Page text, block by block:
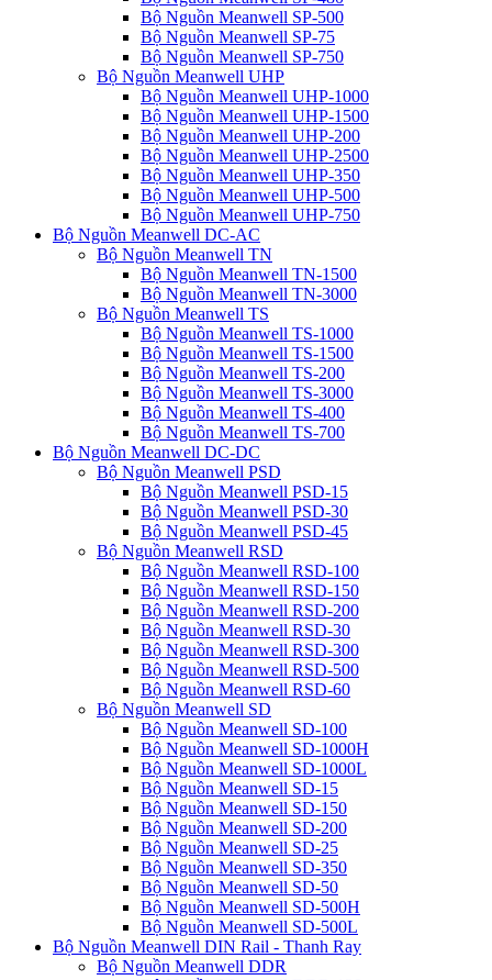
Bộ Nguồn Meanwell SP-500
Bộ Nguồn Meanwell SP-75
Bộ Nguồn Meanwell SP-750
Bộ Nguồn Meanwell UHP
Bộ Nguồn Meanwell UHP-1000
Bộ Nguồn Meanwell UHP-1500
Bộ Nguồn Meanwell UHP-200
Bộ Nguồn Meanwell UHP-2500
Bộ Nguồn Meanwell UHP-350
Bộ Nguồn Meanwell UHP-500
Bộ Nguồn Meanwell UHP-750
Bộ Nguồn Meanwell DC-AC
Bộ Nguồn Meanwell TN
Bộ Nguồn Meanwell TN-1500
Bộ Nguồn Meanwell TN-3000
Bộ Nguồn Meanwell TS
Bộ Nguồn Meanwell TS-1000
Bộ Nguồn Meanwell TS-1500
Bộ Nguồn Meanwell TS-200
Bộ Nguồn Meanwell TS-3000
Bộ Nguồn Meanwell TS-400
Bộ Nguồn Meanwell TS-700
Bộ Nguồn Meanwell DC-DC
Bộ Nguồn Meanwell PSD
Bộ Nguồn Meanwell PSD-15
Bộ Nguồn Meanwell PSD-30
Bộ Nguồn Meanwell PSD-45
Bộ Nguồn Meanwell RSD
Bộ Nguồn Meanwell RSD-100
Bộ Nguồn Meanwell RSD-150
Bộ Nguồn Meanwell RSD-200
Bộ Nguồn Meanwell RSD-30
Bộ Nguồn Meanwell RSD-300
Bộ Nguồn Meanwell RSD-500
Bộ Nguồn Meanwell RSD-60
Bộ Nguồn Meanwell SD
Bộ Nguồn Meanwell SD-100
Bộ Nguồn Meanwell SD-1000H
Bộ Nguồn Meanwell SD-1000L
Bộ Nguồn Meanwell SD-15
Bộ Nguồn Meanwell SD-150
Bộ Nguồn Meanwell SD-200
Bộ Nguồn Meanwell SD-25
Bộ Nguồn Meanwell SD-350
Bộ Nguồn Meanwell SD-50
Bộ Nguồn Meanwell SD-500H
Bộ Nguồn Meanwell SD-500L
Bộ Nguồn Meanwell DIN Rail - Thanh Ray
Bộ Nguồn Meanwell DDR